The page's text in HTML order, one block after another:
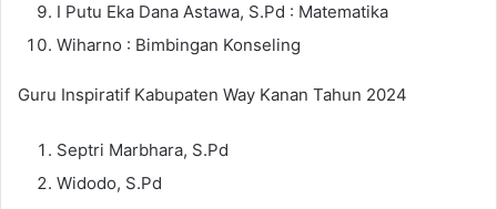
I Putu Eka Dana Astawa, S.Pd : Matematika
Wiharno : Bimbingan Konseling
Guru Inspiratif Kabupaten Way Kanan Tahun 2024
Septri Marbhara, S.Pd
Widodo, S.Pd